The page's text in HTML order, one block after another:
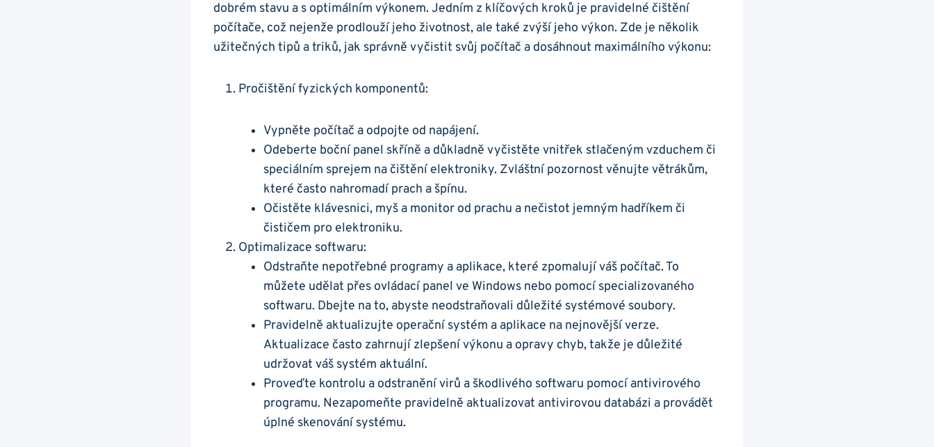
dobrém stavu a s optimálním výkonem. ⁣Jedním z klíčových kroků ⁣je pravidelné čištění
počítače,​ což nejenže​ prodlouží jeho životnost, ale také zvýší jeho ⁤výkon. Zde je několik
užitečných tipů⁣ a triků, jak správně vyčistit svůj ‌počítač a dosáhnout maximálního výkonu:
Pročištění fyzických komponentů:
Vypněte počítač a odpojte od ‌napájení.
Odeberte boční panel skříně a důkladně ⁤vyčistěte vnitřek stlačeným vzduchem či
speciálním sprejem na čištění ‌elektroniky. Zvláštní pozornost věnujte ‍větrákům,
které často nahromadí prach‌ a špínu.
Očistěte klávesnici, myš a‍ monitor od prachu a nečistot jemným hadříkem či
čističem pro elektroniku.
Optimalizace softwaru:
Odstraňte nepotřebné programy a aplikace, které zpomalují váš‍ počítač. To
můžete udělat‌ přes ovládací panel ve​ Windows nebo pomocí specializovaného
softwaru. Dbejte na to, abyste​ neodstraňovali důležité systémové soubory.
Pravidelně aktualizujte operační systém a aplikace na nejnovější verze.
Aktualizace často zahrnují zlepšení výkonu a opravy chyb, takže je důležité
udržovat váš systém aktuální.
Proveďte kontrolu a odstranění ⁢virů a škodlivého softwaru pomocí antivirového
programu. Nezapomeňte pravidelně ‌aktualizovat antivirovou databázi a ⁤provádět
úplné skenování ​systému.